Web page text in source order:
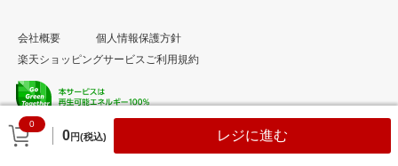
0
0円(税込) レジに進む
会社概要
個人情報保護方針
楽天ショッピングサービスご利用規約
© Rakuten Group, Inc.